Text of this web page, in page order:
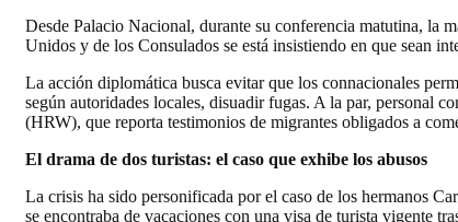
Desde Palacio Nacional, durante su conferencia matutina, la
Unidos y de los Consulados se está insistiendo en que sean
La acción diplomática busca evitar que los connacionales
según autoridades locales, disuadir fugas. A la par, personal
(HRW), que reporta testimonios de migrantes obligados a
El drama de dos turistas: el caso que exhibe los abusos
La crisis ha sido personificada por el caso de los hermanos
se encontraba de vacaciones con una visa de turista vigente